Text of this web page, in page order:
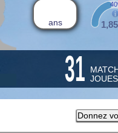
ans
31 JOUES
Donnez